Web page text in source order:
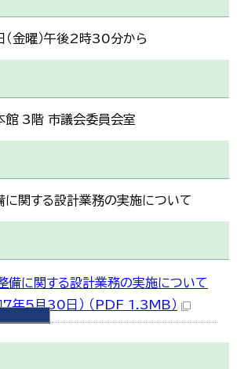
金曜）午後2時30分から
館 3階 市議会委員会室
に関する設計業務の実施について
備に関する設計業務の実施について
7年5月30日） （PDF 1.3MB）